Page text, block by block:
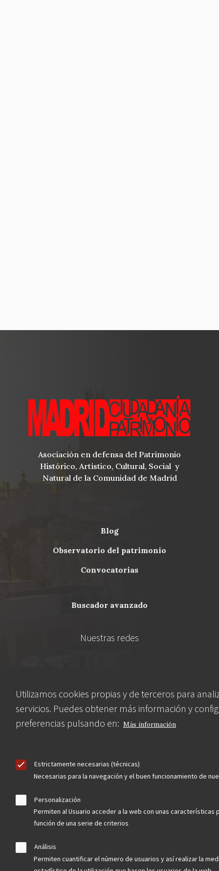
Utilizamos cookies propias y de terceros para
servicios. Puedes obtener más información y
preferencias pulsando en: Más información
Estrictamente necesarias (técnicas)
Necesarias para la navegación y el buen funcionamiento de
Personalización
Permiten al Usuario acceder a la web con unas características
función de una serie de criterios
Análisis
Permiten cuantificar el número de usuarios y así realizar la
Asociación en defensa del Patrimonio
Histórico, Artístico, Cultural, Social y
Natural de la Comunidad de Madrid
Menu
blog
observatorio del patrimonio
convocatorias
buscador avanzado
Nuestras redes
Hazte socio
Menú
Aviso Legal